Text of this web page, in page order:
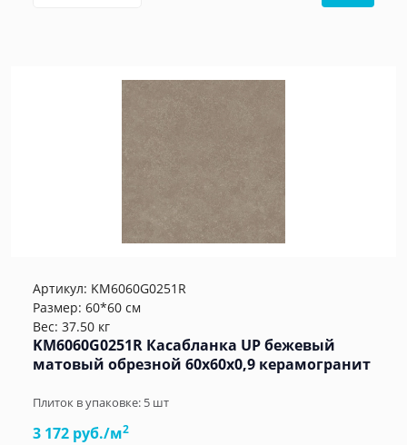
Артикул: KM6060G0251R
Размер: 60*60 см
Вес: 37.50 кг
KM6060G0251R Касабланка UP бежевый
матовый обрезной 60x60x0,9 керамогранит
Плиток в упаковке: 5 шт
3 172 руб./м2